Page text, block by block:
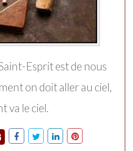
Esprit est de nous
on doit aller au ciel,
va le ciel.